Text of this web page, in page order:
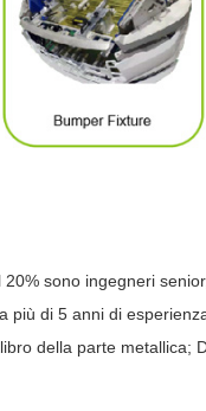
sono ingegneri
più di 5 anni di
della parte metallica;